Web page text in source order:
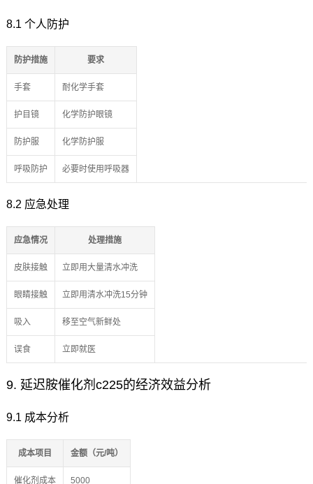
8.1 个人防护
防护措施 要求
手套 耐化学手套
护目镜 化学防护眼镜
防护服 化学防护服
呼吸防护 必要时使用呼吸器
8.2 应急处理
应急情况 处理措施
皮肤接触 立即用大量清水冲洗
眼睛接触 立即用清水冲洗15分钟
吸入 移至空气新鲜处
误食 立即就医
9. 延迟胺催化剂c225的经济效益分析
9.1 成本分析
成本项目 金额（元/吨）
催化剂成本 5000